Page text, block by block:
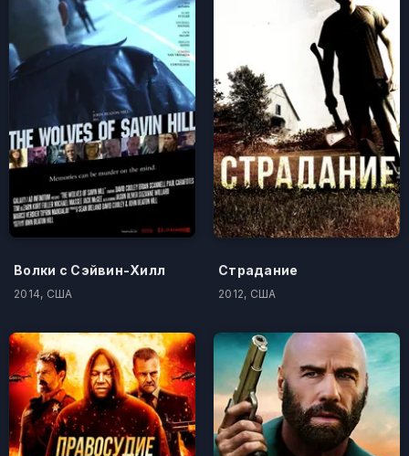
Волки с Сэйвин-Хилл
2014, США
Страдание
2012, США